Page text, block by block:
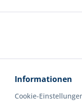
Informationen
Cookie-